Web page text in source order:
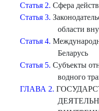
Статья 2. Сфера
Статья 3.
области
Статья 4.
Беларусь
Статья 5. Субъекты
водного
ГЛАВА 2.